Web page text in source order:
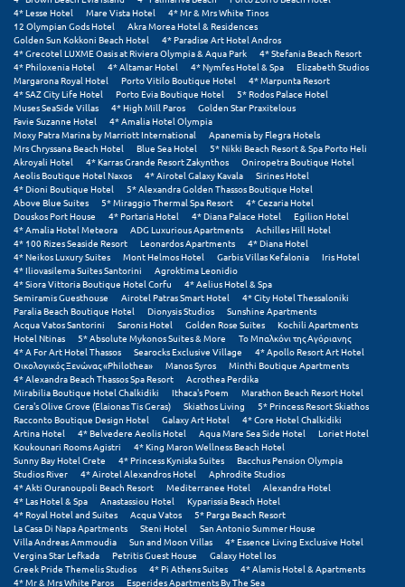
Βόλος
Βραχάτι Κορινθίας
Βυτίνα
Γ
Γαλαξiδι
Γλυφάδα
Γρεβενά
Γύθειο
Δ
Δελφοί
Διακοπτό
Ε
Ελάτη Αρκαδίας
Ελληνικό Αρκαδίας
Ελούντα Κρήτης
Ερέτρια
Δες όλες τις προσφορές
Δες όλα τα πακέτα διακοπών
4* Lesse Hotel
Mare Vista Hotel
4* Mr & Mrs White Tinos
12 Olympian Gods Hotel
Akra Morea Hotel & Residences
Golden Sun Kokkoni Beach Hotel
4* Paradise Art Hotel Andros
4* Grecotel LUXME Oasis at Riviera Olympia & Aqua Park
4* Stefania Beach Resort
4* Philoxenia Hotel
4* Altamar Hotel 4* Nymfes Hotel & Spa
Elizabeth Studios
Margarona Royal Hotel
Porto Vitilo Boutique Hotel
4* Marpunta Resort
4* SAZ City Life Hotel
Porto Evia Boutique Hotel
5* Rodos Palace Hotel
Muses SeaSide Villas
4* High Mill Paros
Golden Star Praxitelous
Favie Suzanne Hotel
4* Amalia Hotel Olympia
Moxy Patra Marina by Marriott International
Apanemia by Flegra Hotels
Mrs Chryssana Beach Hotel
Blue Sea Hotel
5* Nikki Beach Resort & Spa Porto Heli
Akroyali Hotel
4* Karras Grande Resort Zakynthos
Oniropetra Boutique Hotel
Aeolis Boutique Hotel Naxos
4* Airotel Galaxy Kavala
Sirines Hotel
4* Dioni Boutique Hotel
5* Alexandra Golden Thassos Boutique Hotel
Above Blue Suites
5* Miraggio Thermal Spa Resort
4* Cezaria Hotel
Douskos Port House
4* Portaria Hotel 4* Diana Palace Hotel
Egilion Hotel
4* Amalia Hotel Meteora
ADG Luxurious Apartments
Achilles Hill Hotel
4* 100 Rizes Seaside Resort
Leonardos Apartments
4* Diana Hotel
4* Neikos Luxury Suites
Mont Helmos Hotel Garbis Villas Kefalonia
Iris Hotel
4* Iliovasilema Suites Santorini
Agroktima Leonidio
4* Siora Vittoria Boutique Hotel Corfu
4* Aelius Hotel & Spa
Semiramis Guesthouse
Airotel Patras Smart Hotel
4* City Hotel Thessaloniki
Paralia Beach Boutique Hotel
Dionysis Studios
Sunshine Apartments
Acqua Vatos Santorini
Saronis Hotel Golden Rose Suites
Kochili Apartments
Hotel Ntinas
5* Absolute Mykonos Suites & More
Το Μπαλκόνι της Αγόριανης
4* A For Art Hotel Thassos
Searocks Exclusive Village
4* Apollo Resort Art Hotel
Οικολογικός Ξενώνας «Philothea»
Manos Syros
Minthi Boutique Apartments
4* Alexandra Beach Thassos Spa Resort
Acrothea Perdika
Mirabilia Boutique Hotel Chalkidiki
Ithaca's Poem
Marathon Beach Resort Hotel
Gera's Olive Grove (Elaionas Tis Geras)
Skiathos Living
5* Princess Resort Skiathos
Racconto Boutique Design Hotel
Galaxy Art Hotel
4* Core Hotel Chalkidiki
Artina Hotel
4* Belvedere Aeolis Hotel Aqua Mare Sea Side Hotel
Loriet Hotel
Koukounari Rooms Agistri
4* King Maron Wellness Beach Hotel
Sunny Bay Hotel Crete
4* Princess Kyniska Suites
Bacchus Pension Olympia
Studios River
4* Airotel Alexandros Hotel
Aphrodite Studios
4* Akti Ouranoupoli Beach Resort
Mediterranee Hotel
Alexandra Hotel
4* Las Hotel & Spa
Anastassiou Hotel
Kyparissia Beach Hotel
4* Royal Hotel and Suites
Acqua Vatos
5* Parga Beach Resort
La Casa Di Napa Apartments
Steni Hotel
San Antonio Summer House
Villa Andreas Ammoudia
Sun and Moon Villas
4* Essence Living Exclusive Hotel
Vergina Star Lefkada
Petritis Guest House
Galaxy Hotel Ios
Greek Pride Themelis Studios
4* Pi Athens Suites
4* Alamis Hotel & Apartments
4* Mr & Mrs White Paros
Esperides Apartments By The Sea